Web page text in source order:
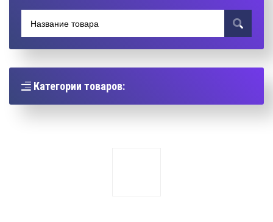
Категории товаров: